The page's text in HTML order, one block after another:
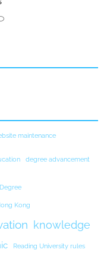
maintenance
degree advancement
Kong
knowledge
Reading University rules